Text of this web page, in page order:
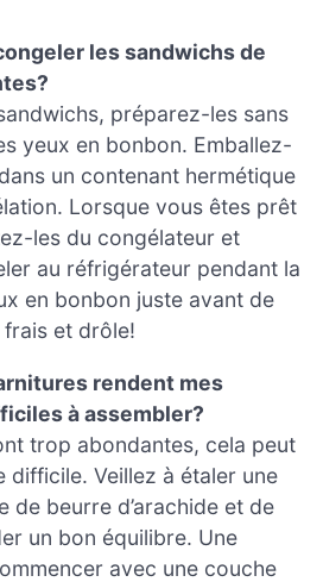
les sandwichs de
préparez-les sans
yeux en bonbon. Emballez-
un contenant hermétique
Lorsque vous êtes prêt
les du congélateur et
au réfrigérateur pendant la
en bonbon juste avant de
et drôle!
rendent mes
à assembler?
trop abondantes, cela peut
difficile. Veillez à étaler une
de beurre d’arachide et de
un bon équilibre. Une
avec une couche